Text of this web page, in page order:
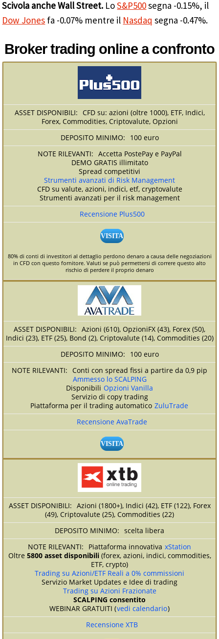
Scivola anche Wall Street. LoS&P500segna -0.15%, il
Dow Jones fa -0.07% mentre il Nasdaq segna -0.47%.
Broker trading online a confronto
CFD su: azioni (oltre 1000), ETF, Indici,
Forex, Commodities, Criptovalute, Opzioni
100 euro
Accetta PostePay e PayPal
DEMO GRATIS illimitato
Spread competitivi
Strumenti avanzati di Risk Management
CFD su valute, azioni, indici, etf, cryptovalute
Strumenti avanzati per il risk management
Recensione Plus500
VISITA
80% di conti di investitori al dettaglio perdono denaro a causa delle negoziazioni
in CFD con questo fornitore. Valuti se può permettersi di correre questo alto
rischio di perdere il proprio denaro
Azioni (610), OpzioniFX (43), Forex (50),
Indici (23), ETF (25), Bond (2), Criptovalute (14), Commodities (20)
100 euro
Conti con spread fissi a partire da 0,9 pip
Ammesso lo SCALPING
Disponibili Opzioni Vanilla
Servizio di copy trading
Piattaforma per il trading automatico ZuluTrade
Recensione AvaTrade
VISITA
Azioni (1800+), Indici (42), ETF (122), Forex
(49), Criptovalute (25), Commodities (22)
scelta libera
Piattaforma innovativa xStation
Oltre 5800 asset disponibili(forex, azioni, indici, commodities,
ETF, crypto)
Trading su Azioni/ETF Reali a 0% commissioni
Servizio Market Updates e Idee di trading
Trading su Azioni Frazionate
SCALPING consentito
WEBINAR GRATUITI (vedi calendario)
Recensione XTB